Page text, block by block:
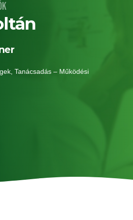
Tanácsadás – Működési